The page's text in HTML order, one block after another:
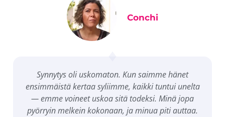
Synnytys oli uskomaton. Kun saimme hänet
ensimmäistä kertaa syliimme, kaikki tuntui unelta
— emme voineet uskoa sitä todeksi. Minä jopa
pyörryin melkein kokonaan, ja minua piti auttaa.
Conchi